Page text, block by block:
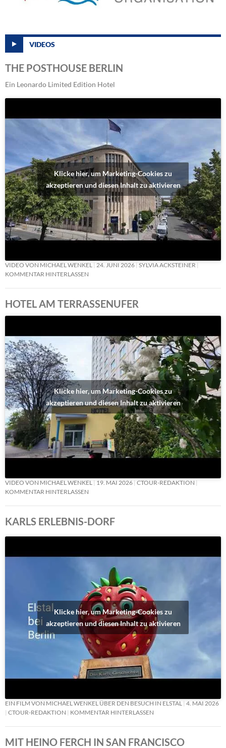
VIDEOS
THE POSTHOUSE BERLIN
Ein Leonardo Limited Edition Hotel
Klicke hier, um Marketing-Cookies zu
akzeptieren und diesen Inhalt zu aktivieren
VIDEO VON MICHAEL WENKEL 24. JUNI 2026 SYLVIA ACKSTEINER
KOMMENTAR HINTERLASSEN
HOTEL AM TERRASSENUFER
Klicke hier, um Marketing-Cookies zu
akzeptieren und diesen Inhalt zu aktivieren
VIDEO VON MICHAEL WENKEL 19. MAI 2026 CTOUR-REDAKTION
KOMMENTAR HINTERLASSEN
KARLS ERLEBNIS-DORF
Klicke hier, um Marketing-Cookies zu
akzeptieren und diesen Inhalt zu aktivieren
EIN FILM VON MICHAEL WENKEL ÜBER DEN BESUCH IN ELSTAL
4. MAI 2026
CTOUR-REDAKTION
KOMMENTAR HINTERLASSEN
MIT HEINO FERCH IN SAN FRANCISCO